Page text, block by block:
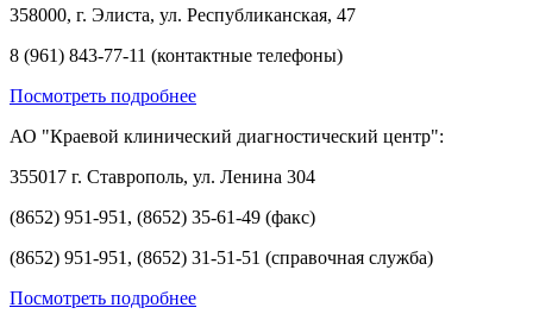
358000, г. Элиста, ул. Республиканская, 47
8 (961) 843-77-11 (контактные телефоны)
Посмотреть подробнее
АО "Краевой клинический диагностический центр":
355017 г. Ставрополь, ул. Ленина 304
(8652) 951-951, (8652) 35-61-49 (факс)
(8652) 951-951, (8652) 31-51-51 (справочная служба)
Посмотреть подробнее